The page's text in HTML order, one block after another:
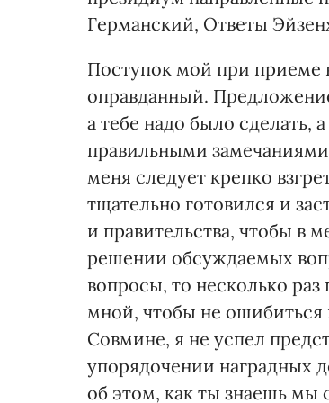
Германский, Ответы
Поступок мой при приеме
оправданный.
а тебе надо было сделать,
правильными замечаниями
меня следует крепко
тщательно готовился и
и правительства, чтобы в
решении обсуждаемых
вопросы, то несколько
мной, чтобы не ошибиться
Совмине, я не успел
упорядочении наградных
об этом, как ты знаешь